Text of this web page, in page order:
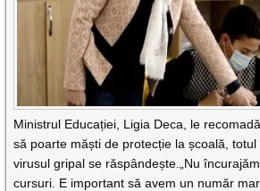
Ministrul Educației, Ligia Deca, le
să poarte măști de protecție la școală,
virusul gripal se răspândește.„Nu
cursuri. E important să avem un număr